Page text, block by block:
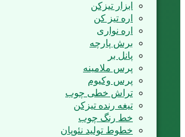
ابزار تیزکن
اره تیز کن
اره نواری
برش پارچه
پانل بر
پرس ملامینه
پرس وکیوم
تراش خطی چوب
تیغه رنده تیزکن
خط رنگ چوب
خطوط تولید نئوپان